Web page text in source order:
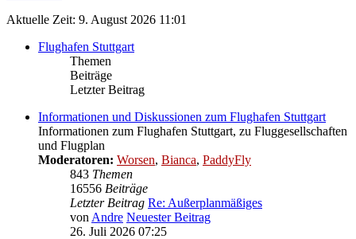
Aktuelle Zeit: 9. August 2026 11:01
Flughafen Stuttgart
Themen
Beiträge
Letzter Beitrag
Informationen und Diskussionen zum Flughafen Stuttgart
Informationen zum Flughafen Stuttgart, zu Fluggesellschaften
und Flugplan
Moderatoren: Worsen, Bianca, PaddyFly
843 Themen
16556 Beiträge
Letzter Beitrag Re: Außerplanmäßiges
von Andre Neuester Beitrag
26. Juli 2026 07:25